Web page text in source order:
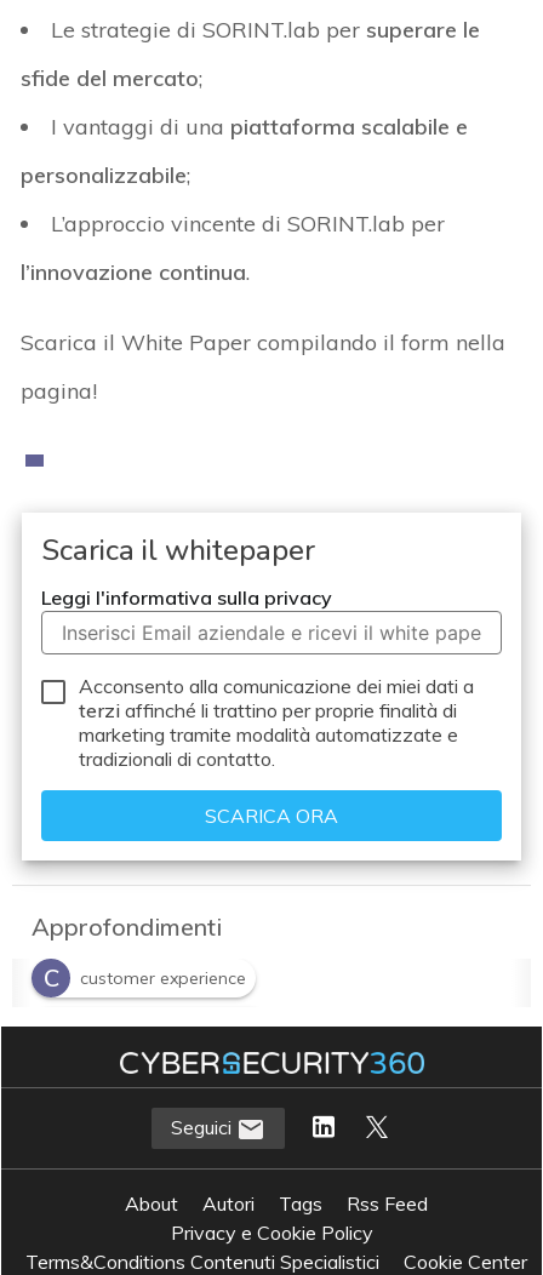
Le strategie di SORINT.lab per superare le
sfide del mercato;
I vantaggi di una piattaforma scalabile e
personalizzabile;
L’approccio vincente di SORINT.lab per
l’innovazione continua.
Scarica il White Paper compilando il form nella
pagina!
Scarica il whitepaper
Leggi l'informativa sulla privacy
Acconsento alla comunicazione dei miei dati a
terzi affinché li trattino per proprie finalità di
marketing tramite modalità automatizzate e
tradizionali di contatto.
Approfondimenti
C
customer experience
N Network Infrastructure
network security
Seguici
About Autori Tags
Rss Feed
Privacy e Cookie Policy
Terms&Conditions Contenuti Specialistici
Cookie Center